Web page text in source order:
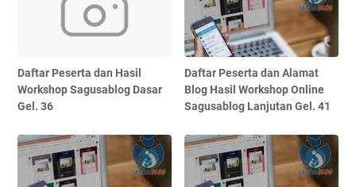
Daftar Peserta dan Hasil
Workshop Sagusablog Dasar
Gel. 36
Daftar Peserta dan Alamat
Blog Hasil Workshop Online
Sagusablog Lanjutan Gel. 41